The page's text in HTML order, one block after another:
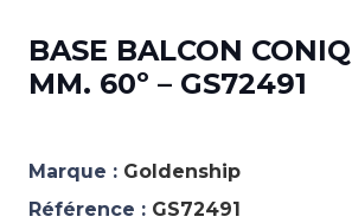
BASE BALCON
MM. 60º – GS72491
Marque : Goldenship
Référence : GS72491